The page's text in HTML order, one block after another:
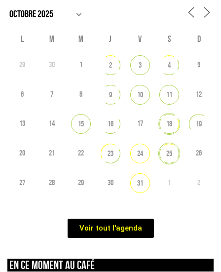
L M M J V S D
29 30 1 2 3 4 5
6 7 8 9 10 11 12
13 14 15 16 17 18 19
20 21 22 23 24 25 26
27 28 29 30 31 1 2
Voir tout l'agenda
En ce moment au café